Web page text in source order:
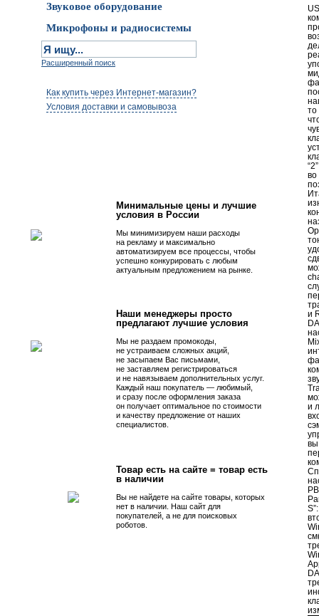
Звуковое оборудование
Микрофоны и радиосистемы
Расширенный поиск
Как купить через Интернет-магазин?
Условия доставки и самовывоза
Минимальные цены и лучшие
условия в России
Мы минимизируем наши расходы
на рекламу и максимально
автоматизируем все процессы, чтобы
успешно конкурировать с любым
актуальным предложением на рынке.
Наши менеджеры просто
предлагают лучшие условия
Мы не раздаем промокоды,
не устраиваем сложных акций,
не засыпаем Вас письмами,
не заставляем регистрироваться
и не навязываем дополнительных услуг.
Каждый наш покупатель — любимый,
и сразу после оформления заказа
он получает оптимальное по стоимости
и качеству предложение от наших
специалистов.
Товар есть на сайте = товар есть
в наличии
Вы не найдете на сайте товары, которых
нет в наличии. Наш сайт для
покупателей, а не для поисковых
роботов.
то
во
и
и
вы